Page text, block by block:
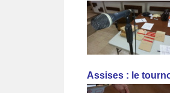
Assises : le